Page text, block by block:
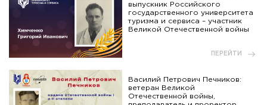
выпускник Российского
государственного университета
туризма и сервиса – участник
Великой Отечественной войны
ПЕРЕЙТИ
Василий Петрович Печников:
ветеран Великой
Отечественной войны,